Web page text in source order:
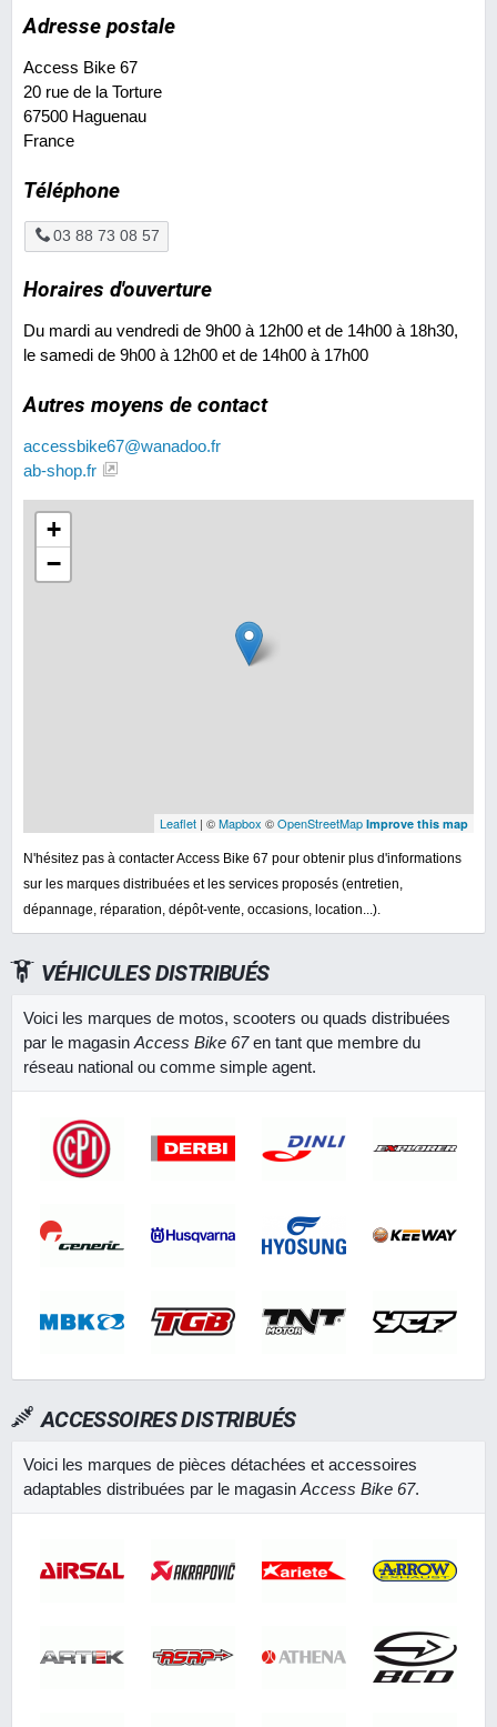
Adresse postale
Access Bike 67
20 rue de la Torture
67500 Haguenau
France
Téléphone
03 88 73 08 57
Horaires d'ouverture
Du mardi au vendredi de 9h00 à 12h00 et de 14h00 à 18h30,
le samedi de 9h00 à 12h00 et de 14h00 à 17h00
Autres moyens de contact
accessbike67@wanadoo.fr
ab-shop.fr
+
−
Leaflet | ©Mapbox ©OpenStreetMap Improve this map
N'hésitez pas à contacter Access Bike 67 pour obtenir plus d'informations
sur les marques distribuées et les services proposés (entretien,
dépannage, réparation, dépôt-vente, occasions, location...).
VÉHICULES DISTRIBUÉS
Voici les marques de motos, scooters ou quads distribuées
par le magasinAccess Bike 67en tant que membre du
réseau national ou comme simple agent.
ACCESSOIRES DISTRIBUÉS
Voici les marques de pièces détachées et accessoires
adaptables distribuées par le magasinAccess Bike 67.